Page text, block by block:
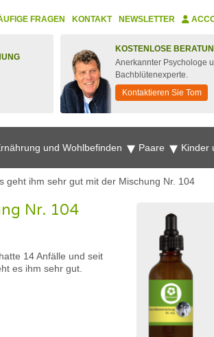
FRAGEN KONTAKT NEWSLETTER
KOSTENLOSE
Anerkannter Psychologe
Bachblütenexperte.
Kontaktieren Sie Tom
und Wohlbefinden Paare Kinder
geht ihm sehr gut mit der Mischung Nr. 104
Nr. 104
14 Anfälle und seit
es ihm sehr gut.